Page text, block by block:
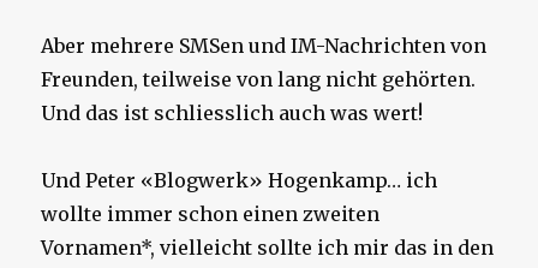
Aber mehrere SMSen und IM-Nachrichten von
Freunden, teilweise von lang nicht gehörten.
Und das ist schliesslich auch was wert!
Und Peter «Blogwerk» Hogenkamp… ich
wollte immer schon einen zweiten
Vornamen*, vielleicht sollte ich mir das in den